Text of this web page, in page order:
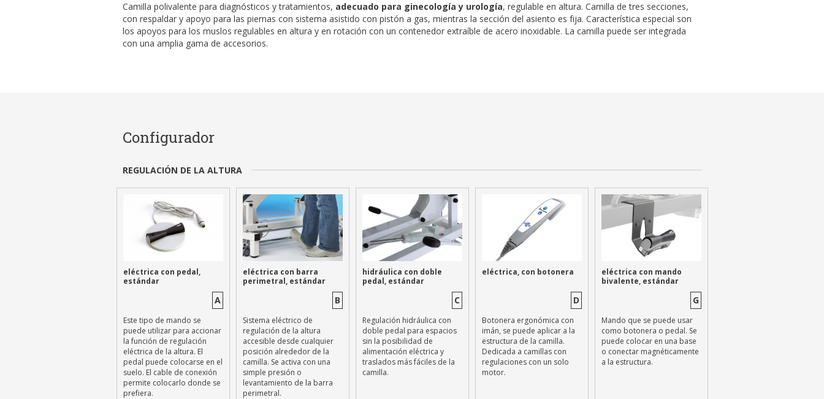
Camilla polivalente para diagnósticos y tratamientos, adecuado para ginecología y urología, regulable en altura. Camilla de tres secciones,
con respaldar y apoyo para las piernas con sistema asistido con pistón a gas, mientras la sección del asiento es fija. Característica especial son
los apoyos para los muslos regulables en altura y en rotación con un contenedor extraíble de acero inoxidable. La camilla puede ser integrada
con una amplia gama de accesorios.
Configurador
REGULACIÓN DE LA ALTURA
eléctrica con pedal,
estándar
A
Este tipo de mando se
puede utilizar para accionar
la función de regulación
eléctrica de la altura. El
pedal puede colocarse en el
suelo. El cable de conexión
permite colocarlo donde se
prefiera.
eléctrica con barra
perimetral, estándar
B
Sistema eléctrico de
regulación de la altura
accesible desde cualquier
posición alrededor de la
camilla. Se activa con una
simple presión o
levantamiento de la barra
perimetral.
hidráulica con doble
pedal, estándar
C
Regulación hidráulica con
doble pedal para espacios
sin la posibilidad de
alimentación eléctrica y
traslados más fáciles de la
camilla.
eléctrica, con botonera
D
Botonera ergonómica con
imán, se puede aplicar a la
estructura de la camilla.
Dedicada a camillas con
regulaciones con un solo
motor.
eléctrica con mando
bivalente, estándar
G
Mando que se puede usar
como botonera o pedal. Se
puede colocar en una base
o conectar magnéticamente
a la estructura.